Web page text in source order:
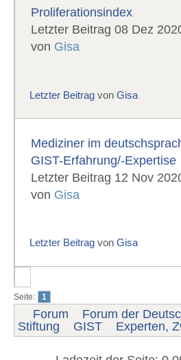
Proliferationsindex
Letzter Beitrag 08 Dez
von Gisa
Letzter Beitrag vonGisa
Mediziner im
GIST-Erfahrung/-Expertise
Letzter Beitrag 12 Nov
von Gisa
Letzter Beitrag vonGisa
Seite: 1
Forum
Forum der
Stiftung
GIST Experten,